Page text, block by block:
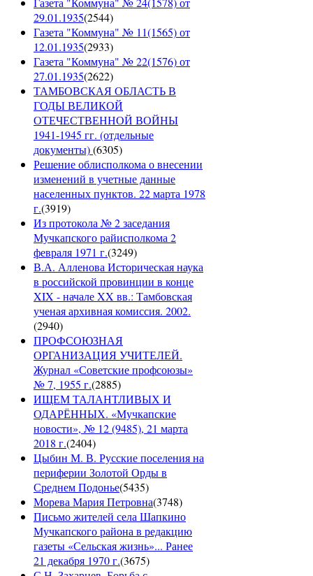
29.01.1935(2544)
Газета "Коммуна" № 11(1565) от
12.01.1935(2933)
Газета "Коммуна" № 22(1576) от
27.01.1935(2622)
ТАМБОВСКАЯ ОБЛАСТЬ В
ГОДЫ ВЕЛИКОЙ
ОТЕЧЕСТВЕННОЙ ВОЙНЫ
1941-1945 гг. (отдельные
документы)(6305)
Решение облисполкома о внесении
изменений в учетные данные
населенных пунктов. 22 марта 1978
г.(3919)
Из протокола № 2 заседания
Мучкапского райисполкома 2
февраля 1971 г.(3249)
В.А. Алленова Историческая наука
в российской провинции в конце
XIX - начале XX вв.: Тамбовская
ученая архивная комиссия. 2002.
(2940)
ПРОФСОЮЗНАЯ
ОРГАНИЗАЦИЯ УЧИТЕЛЕЙ.
Журнал «Советские профсоюзы»
№ 7, 1955 г.(2885)
ИЩЕМ ТАЛАНТЛИВЫХ И
ОДАРЁННЫХ. «Мучкапские
новости», № 12 (9485), 21 марта
2018 г.(2404)
Цыбин М. В. Русские поселения на
периферии Золотой Орды в
Среднем Подонье(5435)
Морева Мария Петровна(3748)
Письмо жителей села Шапкино
Мучкапского района в редакцию
газеты «Сельская жизнь»... Ранее
21 декабря 1970 г.(3675)